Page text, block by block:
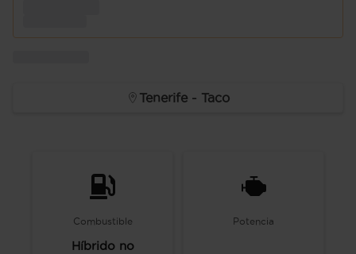
Tenerife - Taco
Combustible
Híbrido no
Potencia